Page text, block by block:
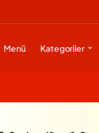
Menü Kategoriler